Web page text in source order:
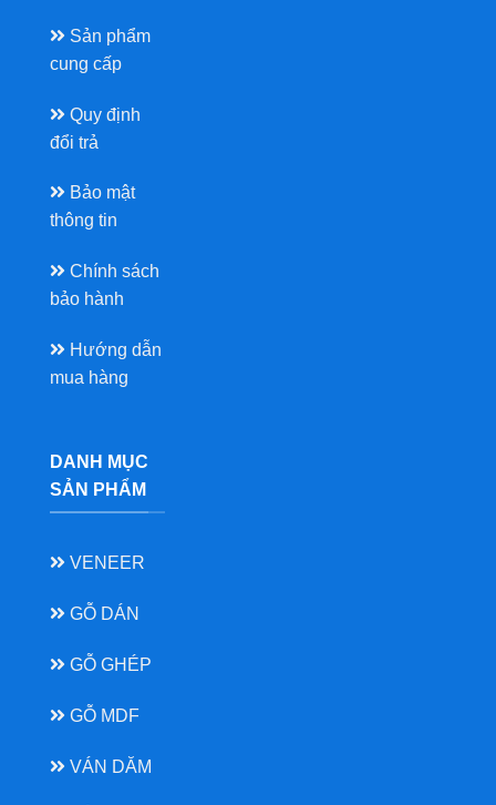
Sản phẩm
cung cấp
Quy định
đổi trả
Bảo mật
thông tin
Chính sách
bảo hành
Hướng dẫn
mua hàng
DANH MỤC
SẢN PHẨM
VENEER
GỖ DÁN
GỖ GHÉP
GỖ MDF
VÁN DĂM